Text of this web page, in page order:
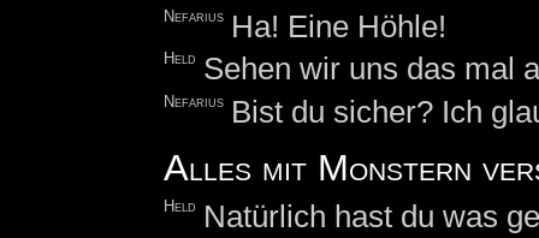
Nefarius Ha! Eine Höhle!
Held Sehen wir uns das mal
Nefarius Bist du sicher? Ich
Alles mit Monstern
Held
Natürlich hast du was